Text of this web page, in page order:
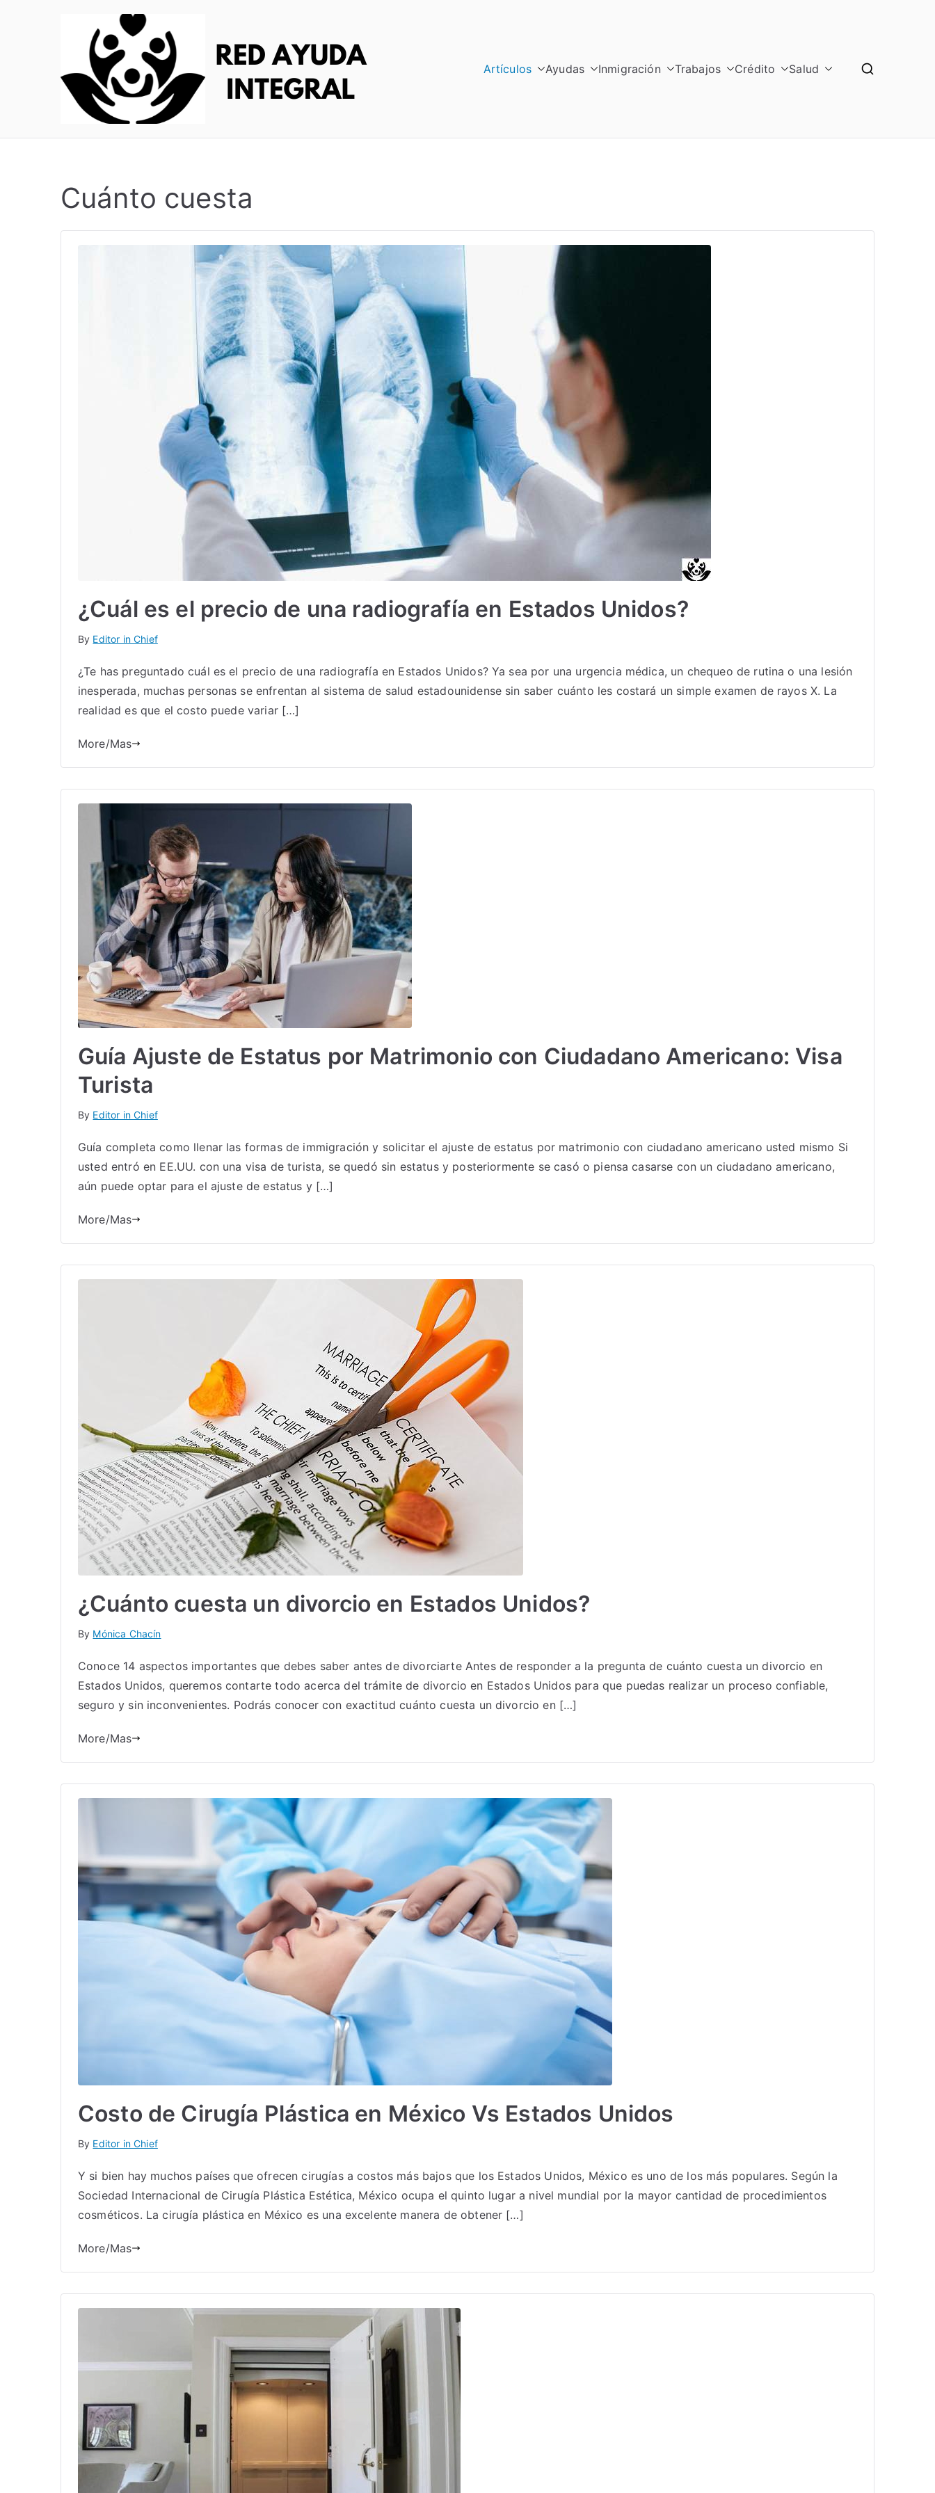
RED AYUDA INTEGRAL
Artículos Ayudas Inmigración Trabajos Crédito Salud
Cuánto cuesta
¿Cuál es el precio de una radiografía en Estados Unidos?
By Editor in Chief
¿Te has preguntado cuál es el precio de una radiografía en Estados Unidos? Ya sea por una urgencia médica, un chequeo de rutina o una lesión
inesperada, muchas personas se enfrentan al sistema de salud estadounidense sin saber cuánto les costará un simple examen de rayos X. La
realidad es que el costo puede variar […]
More/Mas
Guía Ajuste de Estatus por Matrimonio con Ciudadano Americano: Visa
Turista
By Editor in Chief
Guía completa como llenar las formas de immigración y solicitar el ajuste de estatus por matrimonio con ciudadano americano usted mismo Si
usted entró en EE.UU. con una visa de turista, se quedó sin estatus y posteriormente se casó o piensa casarse con un ciudadano americano,
aún puede optar para el ajuste de estatus y […]
More/Mas
¿Cuánto cuesta un divorcio en Estados Unidos?
By Mónica Chacín
Conoce 14 aspectos importantes que debes saber antes de divorciarte Antes de responder a la pregunta de cuánto cuesta un divorcio en
Estados Unidos, queremos contarte todo acerca del trámite de divorcio en Estados Unidos para que puedas realizar un proceso confiable,
seguro y sin inconvenientes. Podrás conocer con exactitud cuánto cuesta un divorcio en […]
More/Mas
Costo de Cirugía Plástica en México Vs Estados Unidos
By Editor in Chief
Y si bien hay muchos países que ofrecen cirugías a costos más bajos que los Estados Unidos, México es uno de los más populares. Según la
Sociedad Internacional de Cirugía Plástica Estética, México ocupa el quinto lugar a nivel mundial por la mayor cantidad de procedimientos
cosméticos. La cirugía plástica en México es una excelente manera de obtener […]
More/Mas